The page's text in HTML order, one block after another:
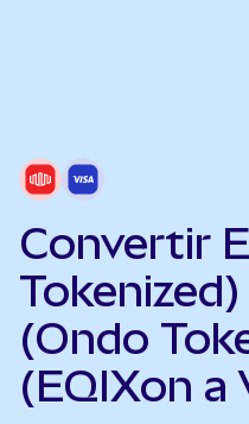
Convertir
Tokenized)
(Ondo
(EQIXon a